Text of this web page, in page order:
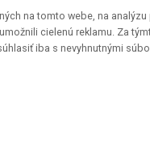
na tomto webe, na analýzu
cielenú reklamu. Za
iba s nevyhnutnými